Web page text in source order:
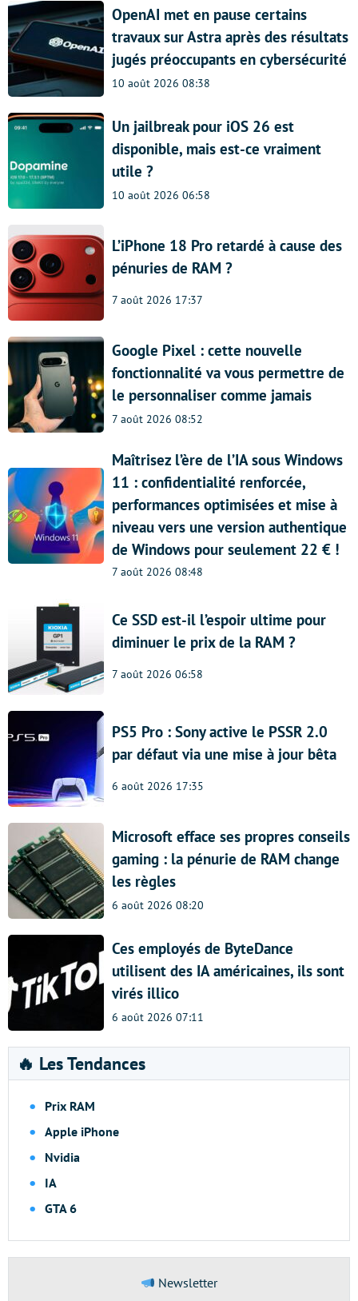
OpenAI met en pause certains
travaux sur Astra après des résultats
jugés préoccupants en cybersécurité
10 août 2026 08:38
Un jailbreak pour iOS 26 est
disponible, mais est-ce vraiment
utile ?
10 août 2026 06:58
L’iPhone 18 Pro retardé à cause des
pénuries de RAM ?
7 août 2026 17:37
Google Pixel : cette nouvelle
fonctionnalité va vous permettre de
le personnaliser comme jamais
7 août 2026 08:52
Maîtrisez l’ère de l’IA sous Windows
11 : confidentialité renforcée,
performances optimisées et mise à
niveau vers une version authentique
de Windows pour seulement 22 € !
7 août 2026 08:48
Ce SSD est-il l’espoir ultime pour
diminuer le prix de la RAM ?
7 août 2026 06:58
PS5 Pro : Sony active le PSSR 2.0
par défaut via une mise à jour bêta
6 août 2026 17:35
Microsoft efface ses propres conseils
gaming : la pénurie de RAM change
les règles
6 août 2026 08:20
Ces employés de ByteDance
utilisent des IA américaines, ils sont
virés illico
6 août 2026 07:11
🔥 Les Tendances
Prix RAM
Apple iPhone
Nvidia
IA
GTA 6
Newsletter